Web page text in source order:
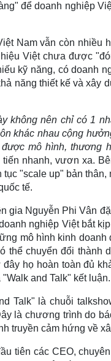
để doanh nghiệp
Nam vẫn còn nhiều
Việt chưa được
kỹ năng, có doanh
năng thiết kế và xây
không nên chỉ có 1
khác nhau cộng
mô hình, thương
nhanh, vươn xa.
"scale up" bản
tế.
gia Nguyễn Phi Vân
nghiệp Việt bắt
mô hình kinh
thể chuyển đổi thành
họ hoàn toàn đủ
and Talk" kết luận.
Talk" là chuỗi
là chương trình do
truyền cảm hứng về
tiên các CEO,